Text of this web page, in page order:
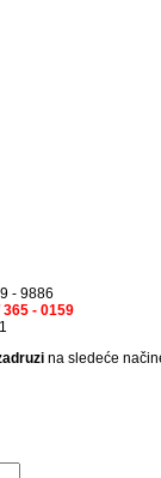
- 9886
- 0159
na sledeće